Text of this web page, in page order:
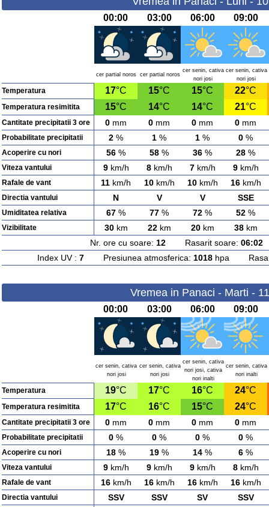
00:00 03:00 06:00 09:00
cer partial noros cer partial noros
cer senin, cativa
nori josi
cer senin, cativa
nori josi
Temperatura 17°C 15°C 15°C 22°C
Temperatura resimitita 15°C 14°C 14°C 21°C
Cantitate precipitatii 3 ore 0 mm 0 mm 0 mm 0 mm
Probabilitate precipitatii 2 % 1 % 1 % 0 %
Acoperire cu nori 56 % 58 % 36 % 28 %
Viteza vantului 9km/h 8km/h 7km/h 9km/h
Rafale de vant 11 km/h 10km/h 10km/h 16km/h
Directia vantului N V V SSE
Umiditatea relativa 67 % 77 % 72 % 52 %
Vizibilitate 30km 22km 20km 38km
Nr. ore cu soare: 12Rasarit soare: 06:02
Index UV : 7Presiunea atmosferica: 1018hpa
Vremea in Panaci - Marti -
00:00 03:00 06:00 09:00
cer senin, cativa
nori josi
cer senin, cativa
nori josi
cer senin, cativa
nori josi, cativa
nori inalti
cer senin, cativa
nori inalti
Temperatura 19°C 17°C 16°C 24°C
Temperatura resimitita 17°C 16°C 15°C 24°C
Cantitate precipitatii 3 ore 0 mm 0 mm 0 mm 0 mm
Probabilitate precipitatii 0 % 0 % 0 % 0 %
Acoperire cu nori 18 % 19 % 14 % 6 %
Viteza vantului 9km/h 9km/h 9km/h 8km/h
Rafale de vant 16km/h 16km/h 16km/h 16km/h
Directia vantului SSV SSV SV SSV